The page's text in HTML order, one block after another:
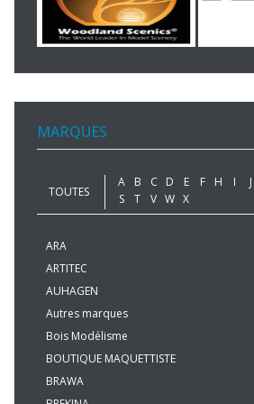
MARQUES
TOUTES
A B C D E F H I J
S
T V W X
ARA
ARTITEC
AUHAGEN
Autres marques
Bois Modélisme
BOUTIQUE MAQUETTISTE
BRAWA